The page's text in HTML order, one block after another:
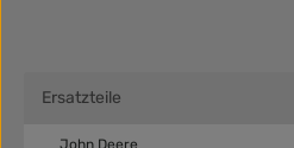
Ersatzteile
John Deere